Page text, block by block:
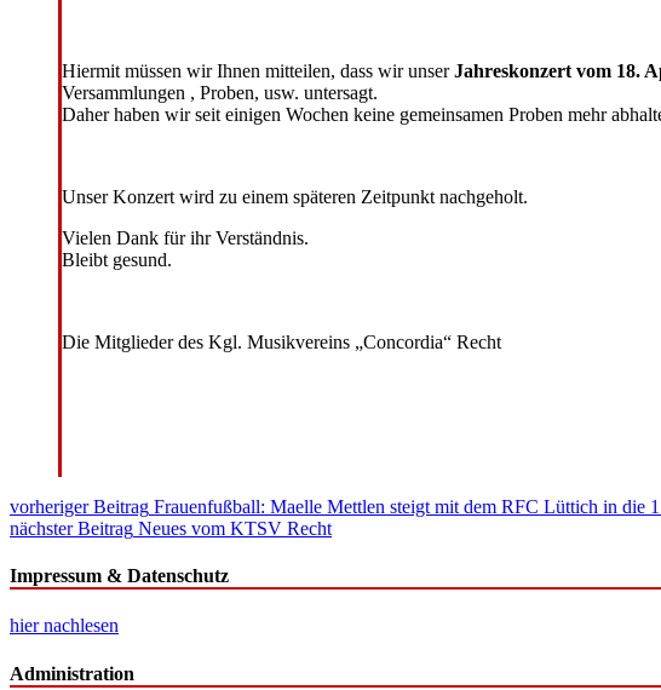
Hiermit müssen wir Ihnen mitteilen, dass wir unserJahreskonzert vom 18.
Versammlungen , Proben, usw. untersagt.
Daher haben wir seit einigen Wochen keine gemeinsamen Proben mehr
Unser Konzert wird zu einem späteren Zeitpunkt nachgeholt.
Vielen Dank für ihr Verständnis.
Bleibt gesund.
Die Mitglieder des Kgl. Musikvereins „Concordia“ Recht
Beitragsnavigation
vorheriger Beitrag Frauenfußball: Maelle Mettlen steigt mit dem RFC Lüttich in die
nächster Beitrag Neues vom KTSV Recht
Impressum & Datenschutz
hier nachlesen
Administration